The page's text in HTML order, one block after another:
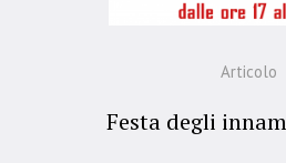
Articolo
Festa degli